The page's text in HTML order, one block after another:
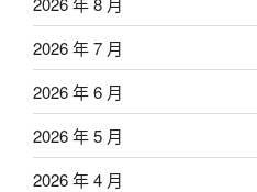
2026 年 7 月
2026 年 6 月
2026 年 5 月
2026 年 4 月